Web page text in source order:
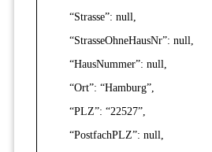
“Strasse”: null,
“StrasseOhneHausNr”: null,
“HausNummer”: null,
“Ort”: “Hamburg”,
“PLZ”: “22527”,
“PostfachPLZ”: null,